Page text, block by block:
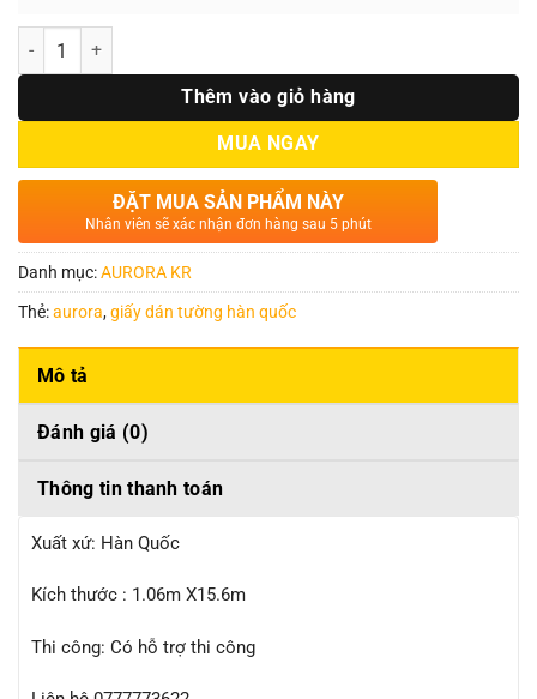
Số lượng
Thêm vào giỏ hàng
MUA NGAY
ĐẶT MUA SẢN PHẨM NÀY
Nhân viên sẽ xác nhận đơn hàng sau 5 phút
Danh mục:AURORA KR
Thẻ:aurora,giấy dán tường hàn quốc
Mô tả
Đánh giá (0)
Thông tin thanh toán
Xuất xứ: Hàn Quốc
Kích thước : 1.06m X15.6m
Thi công: Có hỗ trợ thi công